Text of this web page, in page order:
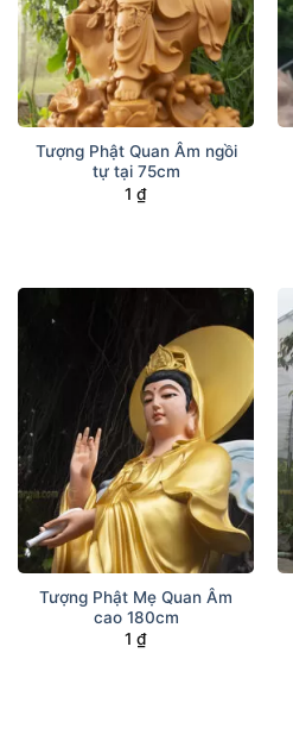
Tượng Phật Quan Âm ngồi
tự tại 75cm
1 ₫
Tượng Phật Mẹ Quan Âm
cao 180cm
1 ₫